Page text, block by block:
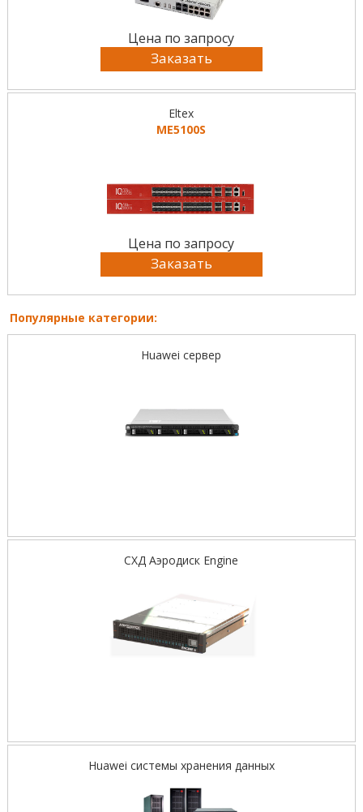
Цена по запросу
Заказать
Eltex
MЕ5100S
Цена по запросу
Заказать
Популярные категории:
Huawei сервер
СХД Аэродиск Engine
Huawei системы хранения данных